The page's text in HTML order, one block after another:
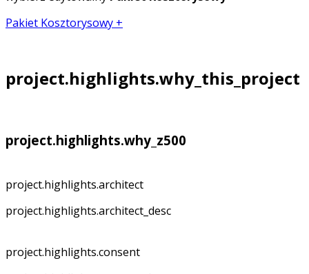
Pakiet Kosztorysowy +
project.highlights.why_this_project
project.highlights.why_z500
project.highlights.architect
project.highlights.architect_desc
project.highlights.consent